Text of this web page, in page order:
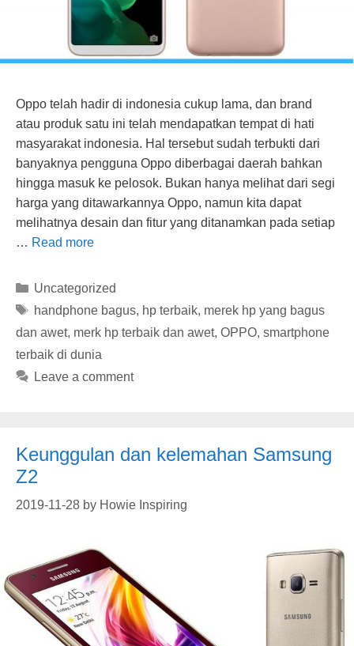
Oppo telah hadir di indonesia cukup lama, dan brand
atau produk satu ini telah mendapatkan tempat di hati
masyarakat indonesia. Hal tersebut sudah terbukti dari
banyaknya pengguna Oppo diberbagai daerah bahkan
hingga masuk ke pelosok. Bukan hanya melihat dari segi
harga yang ditawarkannya Oppo, namun kita dapat
melihatnya desain dan fitur yang ditanamkan pada setiap
… Read more
Categories
Uncategorized
Tags
handphone bagus, hp terbaik, merek hp yang bagus
dan awet, merk hp terbaik dan awet, OPPO, smartphone
terbaik di dunia
Leave a comment
Keunggulan dan kelemahan Samsung
Z2
2019-11-28 by Howie Inspiring